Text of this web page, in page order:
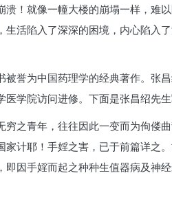
！就像一幢大楼的崩塌一样，难
活陷入了深深的困境，内心陷入
誉为中国药理学的经典著作。张
学院访问进修。下面是张昌绍先
之青年，往往因此一变而为佝偻
计耶！手婬之害，已于前篇详之
因手婬而起之种种生值器病及神